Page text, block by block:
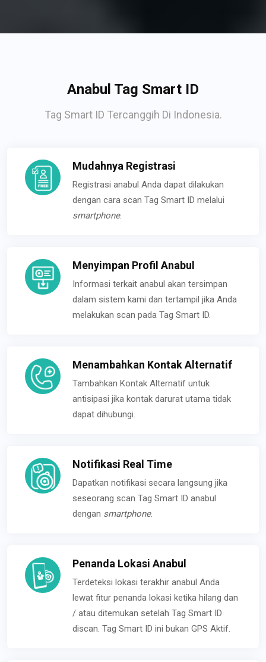
Anabul Tag Smart ID
Tag Smart ID Tercanggih Di Indonesia.
Mudahnya Registrasi
Registrasi anabul Anda dapat dilakukan
dengan cara scan Tag Smart ID melalui
smartphone.
Menyimpan Profil Anabul
Informasi terkait anabul akan tersimpan
dalam sistem kami dan tertampil jika Anda
melakukan scan pada Tag Smart ID.
Menambahkan Kontak Alternatif
Tambahkan Kontak Alternatif untuk
antisipasi jika kontak darurat utama tidak
dapat dihubungi.
Notifikasi Real Time
Dapatkan notifikasi secara langsung jika
seseorang scan Tag Smart ID anabul
dengan smartphone.
Penanda Lokasi Anabul
Terdeteksi lokasi terakhir anabul Anda
lewat fitur penanda lokasi ketika hilang dan
/ atau ditemukan setelah Tag Smart ID
discan. Tag Smart ID ini bukan GPS Aktif.